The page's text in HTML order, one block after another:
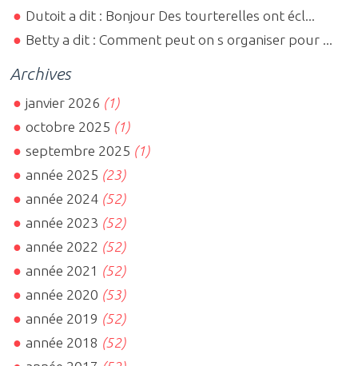
Dutoit a dit : Bonjour Des tourterelles ont écl...
Betty a dit : Comment peut on s organiser pour ...
Archives
janvier 2026 (1)
octobre 2025 (1)
septembre 2025 (1)
année 2025 (23)
année 2024 (52)
année 2023 (52)
année 2022 (52)
année 2021 (52)
année 2020 (53)
année 2019 (52)
année 2018 (52)